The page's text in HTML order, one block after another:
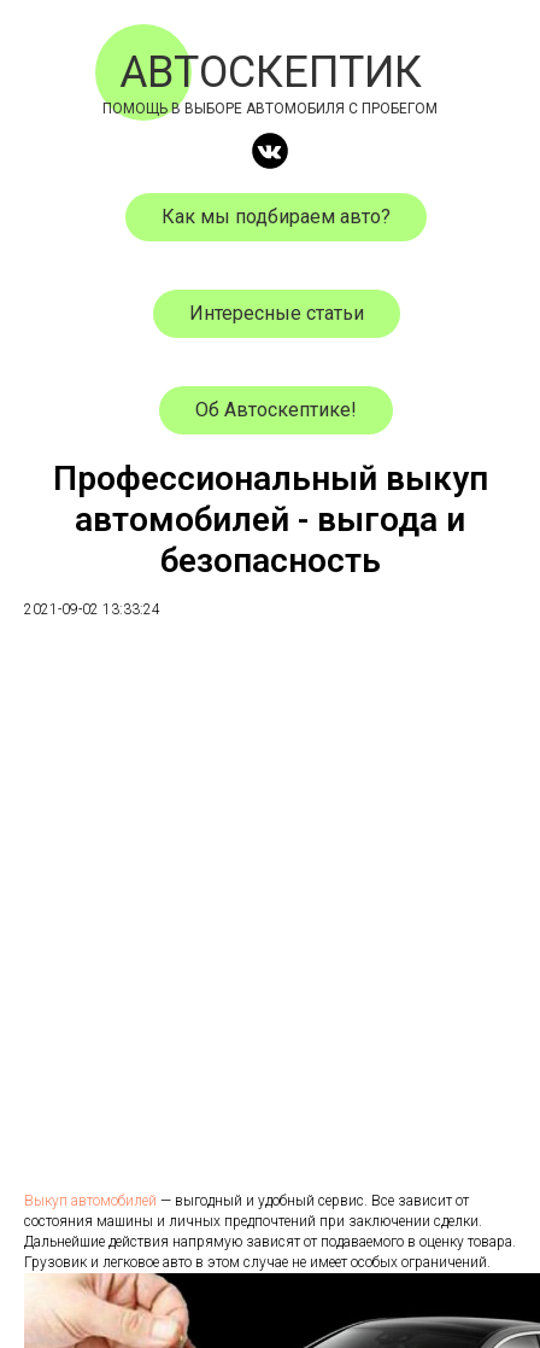
АВТОСКЕПТИК
ПОМОЩЬ В ВЫБОРЕ АВТОМОБИЛЯ С ПРОБЕГОМ
Как мы подбираем авто?
Интересные статьи
Об Автоскептике!
Профессиональный выкуп
автомобилей - выгода и
безопасность
2021-09-02 13:33:24
Выкуп автомобилей — выгодный и удобный сервис. Все зависит от
состояния машины и личных предпочтений при заключении сделки.
Дальнейшие действия напрямую зависят от подаваемого в оценку товара.
Грузовик и легковое авто в этом случае не имеет особых ограничений.